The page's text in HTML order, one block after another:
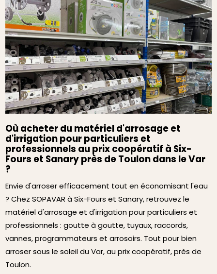
Où acheter du matériel d'arrosage et
d'irrigation pour particuliers et
professionnels au prix coopératif à Six-
Fours et Sanary près de Toulon dans le Var
?
Envie d'arroser efficacement tout en économisant l'eau
? Chez SOPAVAR à Six-Fours et Sanary, retrouvez le
matériel d'arrosage et d'irrigation pour particuliers et
professionnels : goutte à goutte, tuyaux, raccords,
vannes, programmateurs et arrosoirs. Tout pour bien
arroser sous le soleil du Var, au prix coopératif, près de
Toulon.